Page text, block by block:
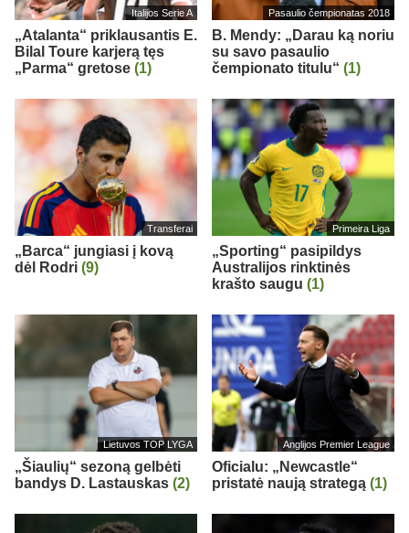
Italijos Serie A
„Atalanta“ priklausantis E.
Bilal Toure karjerą tęs
„Parma“ gretose (1)
Pasaulio čempionatas 2018
B. Mendy: „Darau ką noriu
su savo pasaulio
čempionato titulu“ (1)
Transferai
„Barca“ jungiasi į kovą
dėl Rodri (9)
Primeira Liga
„Sporting“ pasipildys
Australijos rinktinės
krašto saugu (1)
Lietuvos TOP LYGA
„Šiaulių“ sezoną gelbėti
bandys D. Lastauskas (2)
Anglijos Premier League
Oficialu: „Newcastle“
pristatė naują strategą (1)